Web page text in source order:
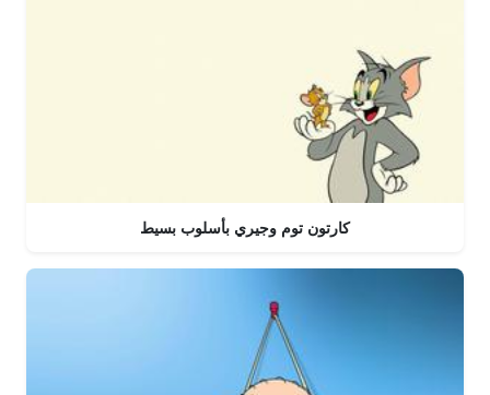
كارتون توم وجيري بأسلوب بسيط